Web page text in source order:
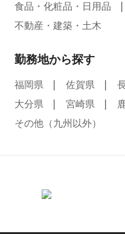
食品・化粧品・日用品
不動産・建築・土木
勤務地から探す
福岡県 佐賀県
大分県
宮崎県
その他（九州以外）